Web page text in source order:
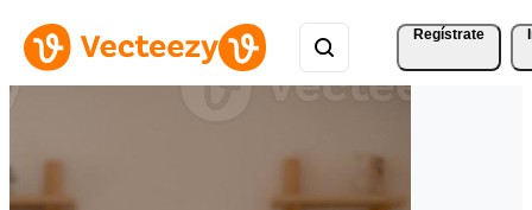
Regístrate